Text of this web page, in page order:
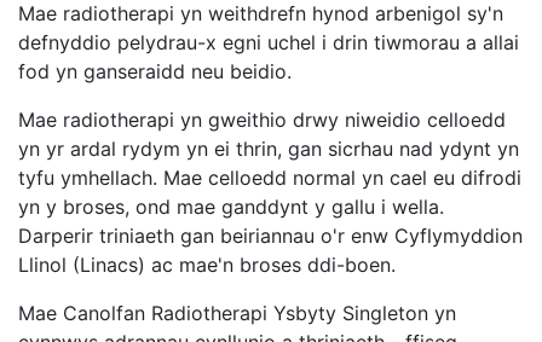
Mae radiotherapi yn weithdrefn hynod arbenigol sy'n
defnyddio pelydrau-x egni uchel i drin tiwmorau a allai
fod yn ganseraidd neu beidio.
Mae radiotherapi yn gweithio drwy niweidio celloedd
yn yr ardal rydym yn ei thrin, gan sicrhau nad ydynt yn
tyfu ymhellach. Mae celloedd normal yn cael eu difrodi
yn y broses, ond mae ganddynt y gallu i wella.
Darperir triniaeth gan beiriannau o'r enw Cyflymyddion
Llinol (Linacs) ac mae'n broses ddi-boen.
Mae Canolfan Radiotherapi Ysbyty Singleton yn